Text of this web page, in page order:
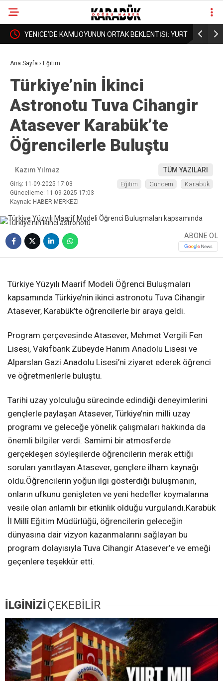
YURT BORDROYA “SAHTE” DEDİLER, GERÇEK MAAŞI
Ana Sayfa › Eğitim
Türkiye’nin İkinci
Astronotu Tuva Cihangir
Atasever Karabük’te
Öğrencilerle Buluştu
Kazım Yılmaz TÜM YAZILARI
Giriş: 11-09-2025 17:03
Güncelleme: 11-09-2025 17:03
Kaynak: HABER MERKEZI
Eğitim Gündem Karabük
ABONE OL
Türkiye Yüzyılı Maarif Modeli Öğrenci Buluşmaları
kapsamında Türkiye’nin ikinci astronotu Tuva Cihangir
Atasever, Karabük’te öğrencilerle bir araya geldi.
Program çerçevesinde Atasever, Mehmet Vergili Fen
Lisesi, Vakıfbank Zübeyde Hanım Anadolu Lisesi ve
Alparslan Gazi Anadolu Lisesi’ni ziyaret ederek öğrenci
ve öğretmenlerle buluştu.
Tarihi uzay yolculuğu sürecinde edindiği deneyimlerini
gençlerle paylaşan Atasever, Türkiye’nin milli uzay
programı ve geleceğe yönelik çalışmaları hakkında da
önemli bilgiler verdi. Samimi bir atmosferde
gerçekleşen söyleşilerde öğrencilerin merak ettiği
soruları yanıtlayan Atasever, gençlere ilham kaynağı
oldu.Öğrencilerin yoğun ilgi gösterdiği buluşmanın,
onların ufkunu genişleten ve yeni hedefler koymalarına
vesile olan anlamlı bir etkinlik olduğu vurgulandı.Karabük
İl Millî Eğitim Müdürlüğü, öğrencilerin geleceğin
dünyasına dair vizyon kazanmalarını sağlayan bu
program dolayısıyla Tuva Cihangir Atasever’e ve emeği
geçenlere teşekkür etti.
İLGİNİZİ ÇEKEBİLİR